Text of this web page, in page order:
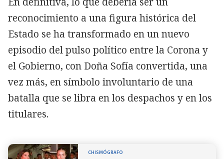
reconocimiento a una figura histórica del
Estado se ha transformado en un nuevo
episodio del pulso político entre la Corona y
el Gobierno, con Doña Sofía convertida, una
vez más, en símbolo involuntario de una
batalla que se libra en los despachos y en los
titulares.
CHISMÓGRAFO